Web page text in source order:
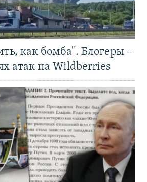
как бомба". Блогеры –
атак на Wildberries